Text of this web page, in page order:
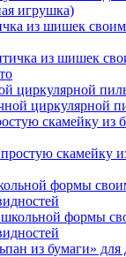
из шишек
циркулярной
скамейку из
формы
из бумаги» для